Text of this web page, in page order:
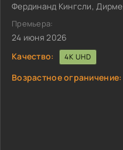
Фердинанд Кингсли,
Премьера:
24 июня 2026
Качество:
4K UHD
Возрастное ограничение: